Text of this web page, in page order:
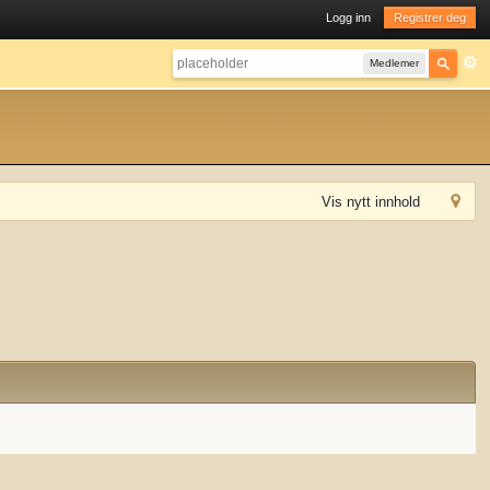
Logg inn Registrer deg
Medlemer
Vis nytt innhold